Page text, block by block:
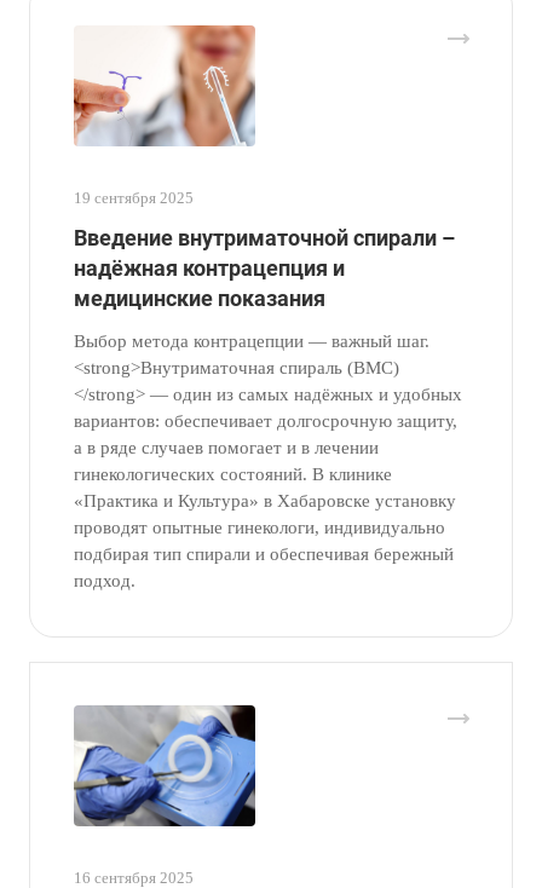
19 сентября 2025
Введение внутриматочной спирали –
надёжная контрацепция и
медицинские показания
Выбор метода контрацепции — важный шаг.
<strong>Внутриматочная спираль (ВМС)
</strong> — один из самых надёжных и удобных
вариантов: обеспечивает долгосрочную защиту,
а в ряде случаев помогает и в лечении
гинекологических состояний. В клинике
«Практика и Культура» в Хабаровске установку
проводят опытные гинекологи, индивидуально
подбирая тип спирали и обеспечивая бережный
подход.
16 сентября 2025